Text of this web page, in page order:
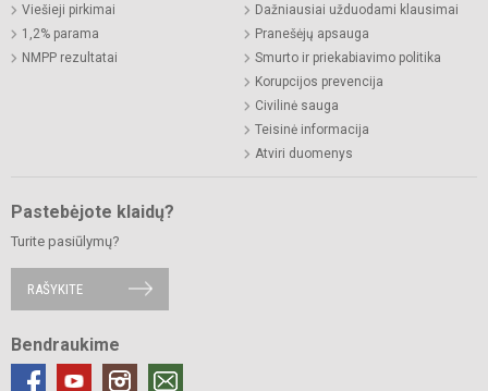
Viešieji pirkimai
1,2% parama
NMPP rezultatai
Dažniausiai užduodami klausimai
Pranešėjų apsauga
Smurto ir priekabiavimo politika
Korupcijos prevencija
Civilinė sauga
Teisinė informacija
Atviri duomenys
Pastebėjote klaidų?
Turite pasiūlymų?
RAŠYKITE
Bendraukime